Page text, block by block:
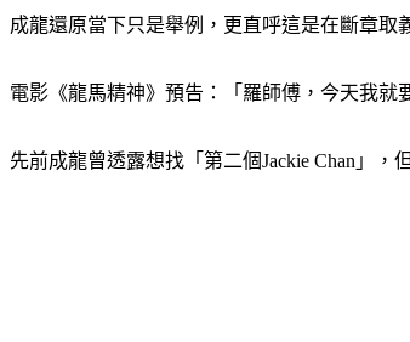
成龍還原當下只是舉例，更直呼這是在斷章取
電影《龍馬精神》預告：「羅師傅，今天我就
先前成龍曾透露想找「第二個Jackie Chan」